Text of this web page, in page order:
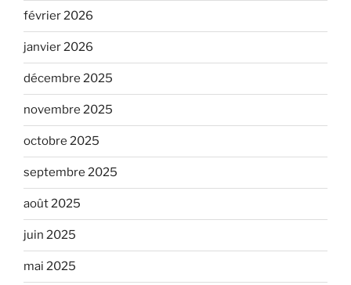
février 2026
janvier 2026
décembre 2025
novembre 2025
octobre 2025
septembre 2025
août 2025
juin 2025
mai 2025